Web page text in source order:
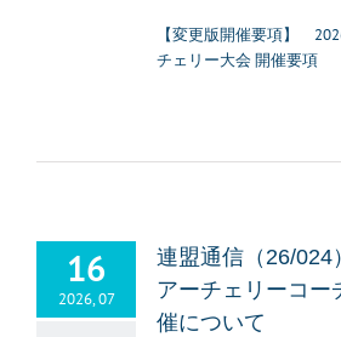
【変更版開催要項】
チェリー大会 開催要項
16
2026, 07
連盟通信（26/024
アーチェリーコー
催について